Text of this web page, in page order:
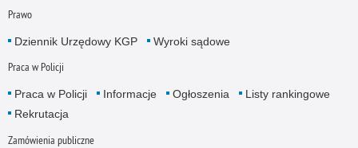
Prawo
Dziennik Urzędowy KGP Wyroki sądowe
Praca w Policji
Praca w Policji Informacje Ogłoszenia
Listy rankingowe
Rekrutacja
Zamówienia publiczne